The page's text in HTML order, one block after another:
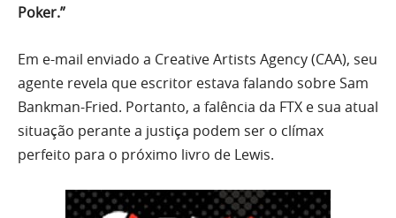
Poker.”
Em e-mail enviado a Creative Artists Agency (CAA), seu
agente revela que escritor estava falando sobre Sam
Bankman-Fried. Portanto, a falência da FTX e sua atual
situação perante a justiça podem ser o clímax
perfeito para o próximo livro de Lewis.